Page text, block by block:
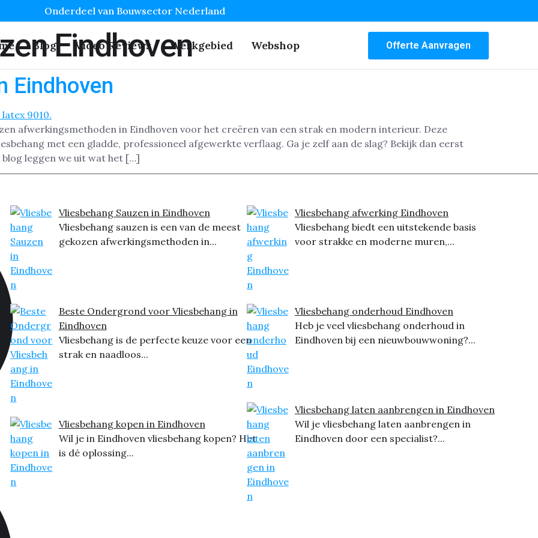
Onderdeel van Bouwsector Nederland
Blog Video Reviews Werkgebied Webshop Offerte Aanvragen
Eindhoven
Eindhoven
afwerkingsmethoden in Eindhoven voor het creëren van een strak en modern interieur. Deze
met een gladde, professioneel afgewerkte verflaag. Ga je zelf aan de slag? Bekijk dan eerst
leggen we uit wat het […]
Vliesbehang Sauzen in Eindhoven
Vliesbehang sauzen is een van de meest
gekozen afwerkingsmethoden in...
Beste Ondergrond voor Vliesbehang in
Eindhoven
Vliesbehang is de perfecte keuze voor een
strak en naadloos...
Vliesbehang kopen in Eindhoven
Wil je in Eindhoven vliesbehang kopen? Het
is dé oplossing...
Vliesbehang afwerking Eindhoven
Vliesbehang biedt een uitstekende basis
voor strakke en moderne muren,...
Vliesbehang onderhoud Eindhoven
Heb je veel vliesbehang onderhoud in
Eindhoven bij een nieuwbouwwoning?...
Vliesbehang laten aanbrengen in Eindhoven
Wil je vliesbehang laten aanbrengen in
Eindhoven door een specialist?...